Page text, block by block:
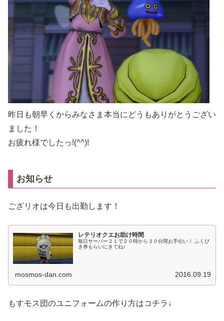
昨日も朝早くからみなさま本当にどうもありがとうござい
ました！
お疲れ様でしたっ!(^^)!
お知らせ
ござリオは今日も出勤します！
レテリオクエお助け時間
毎日サーバー２１で２０時から３０分間お手伝い！ ふくび
き券もらいにきてね♪
mosmos-dan.com 2016.09.19
もすモス団のユニフォームの作り方はコチラ↓